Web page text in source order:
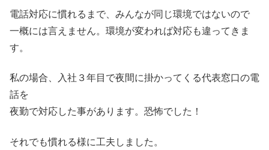
電話対応に慣れるまで、みんなが同じ環境ではないので
一概には言えません。環境が変われば対応も違ってきま
す。
私の場合、入社３年目で夜間に掛かってくる代表窓口の電
話を
夜勤で対応した事があります。恐怖でした！
それでも慣れる様に工夫しました。